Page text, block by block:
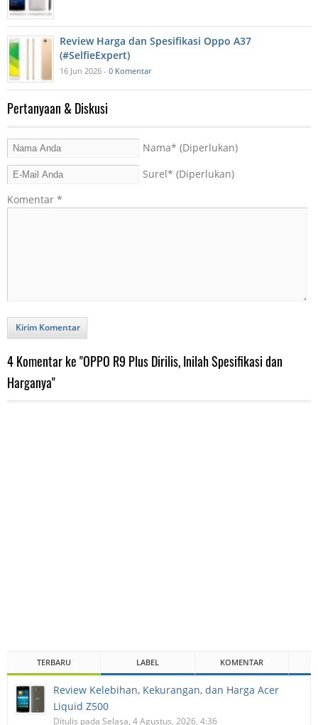
Review Harga dan Spesifikasi Oppo A37
(#SelfieExpert)
16 Jun 2026 - 0 Komentar
Pertanyaan & Diskusi
Nama* (Diperlukan)
Surel* (Diperlukan)
Komentar *
Kirim Komentar
4 Komentar ke "OPPO R9 Plus Dirilis, Inilah Spesifikasi dan
Harganya"
TERBARU LABEL KOMENTAR
Review Kelebihan, Kekurangan, dan Harga Acer
Liquid Z500
Ditulis pada Selasa, 4 Agustus, 2026, 4:36